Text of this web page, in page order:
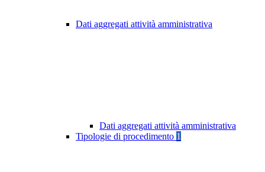
Dati aggregati attività amministrativa
Dati aggregati attività amministrativa
Tipologie di procedimento 1